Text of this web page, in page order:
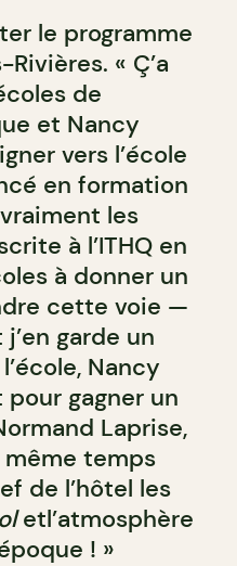
le programme
« Ç’a
de
et Nancy
vers l’école
en formation
les
à l’ITHQ en
à donner un
cette voie —
garde un
Nancy
pour gagner un
Laprise,
temps
de l’hôtel les
etl’atmosphère
! »